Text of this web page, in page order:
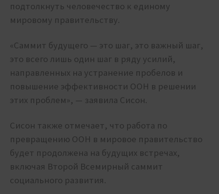
подтолкнуть человечество к единому
мировому правительству.
«Саммит будущего — это шаг, это важный шаг,
это всего лишь один шаг в ряду усилий,
направленных на устранение пробелов и
повышение эффективности ООН в решении
этих проблем», — заявила Сисон.
Сисон также отмечает, что работа по
превращению ООН в мировое правительство
будет продолжена на будущих встречах,
включая Второй Всемирный саммит
социального развития.